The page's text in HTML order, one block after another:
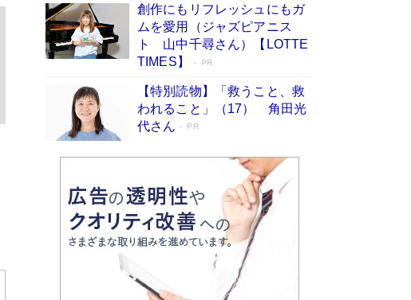
Book Bang
友近氏、絶賛！ 鎌倉を舞台に、孤独を抱えた
人々が新たな一歩を踏み出す連作短篇集『海のほ
とりのプラネット』試し読み
創作にもリフレッシュにもガ
ムを愛用（ジャズピアニス
ト 山中千尋さん）【LOTTE
TIMES】
PR
【特別読物】「救うこと、救
われること」（17） 角田光
代さん
PR